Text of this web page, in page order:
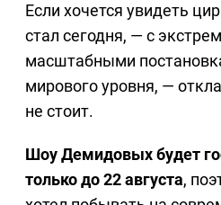
Если хочется увидеть
стал сегодня, — с
масштабными
мирового уровня, —
не стоит.
Шоу Демидовых будет
только до 22 августа,